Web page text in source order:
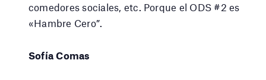
comedores sociales, etc. Porque el ODS #2 es
«Hambre Cero”.
Sofía Comas